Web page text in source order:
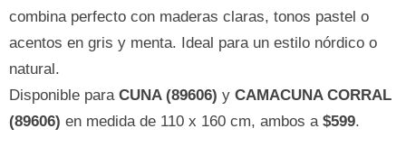
combina perfecto con maderas claras, tonos pastel o
acentos en gris y menta. Ideal para un estilo nórdico o
natural.
Disponible para CUNA (89606) y CAMACUNA CORRAL
(89606) en medida de 110 x 160 cm, ambos a $599.